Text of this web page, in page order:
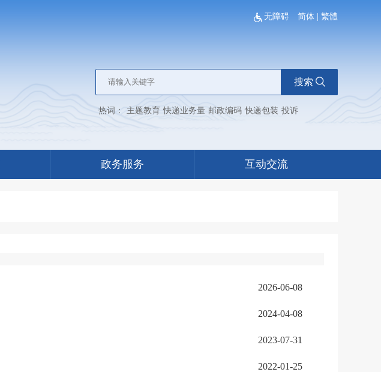
无障碍 简体 繁體
搜索
热词： 主题教育 快递业务量 邮政编码 快递包装 投诉
政务服务 互动交流
2026-06-08
2024-04-08
2023-07-31
2022-01-25